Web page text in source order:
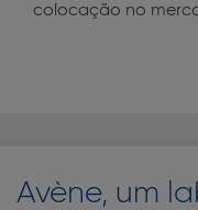
colocação no
Avène, um